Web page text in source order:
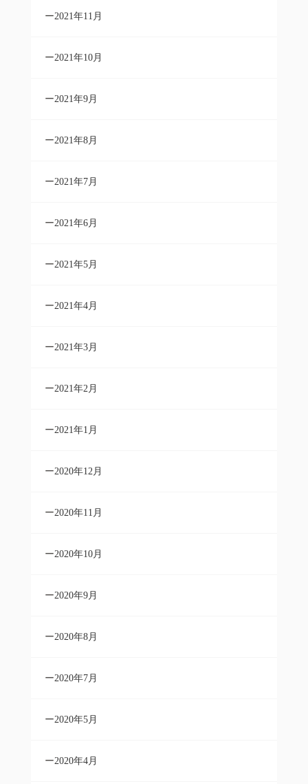
2021年11月
2021年10月
2021年9月
2021年8月
2021年7月
2021年6月
2021年5月
2021年4月
2021年3月
2021年2月
2021年1月
2020年12月
2020年11月
2020年10月
2020年9月
2020年8月
2020年7月
2020年5月
2020年4月